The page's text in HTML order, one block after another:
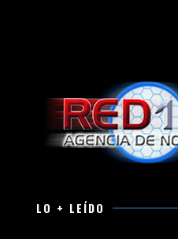
LO + LEÍDO